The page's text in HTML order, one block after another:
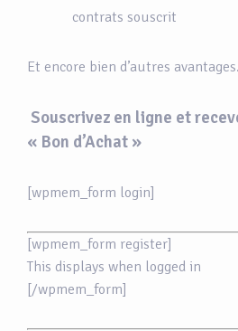
contrats souscrit
Et encore bien d’autres
Souscrivez en ligne et
« Bon d’Achat »
[wpmem_form login]
[wpmem_form register]
This displays when logged in
[/wpmem_form]